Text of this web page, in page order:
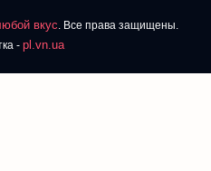
вкус. Все права защищены.
- pl.vn.ua